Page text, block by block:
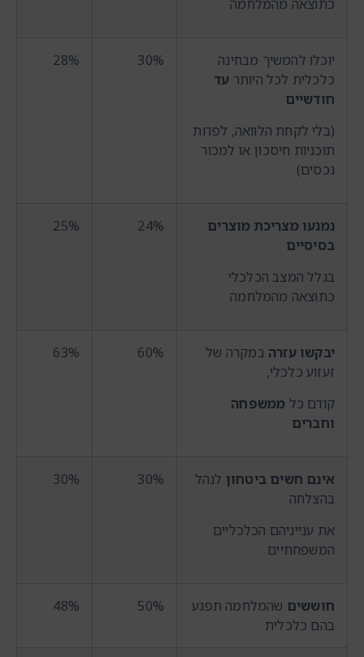
כתוצאה מהמלחמה
יוכלו להמשיך מבחינה
כלכלית לכל היותר עד
חודשיים
(בלי לקחת הלוואה, לפדות
תוכניות חיסכון או למכור
נכסים)
30%
28%
נמנעו מצריכת מוצרים
בסיסיים
בגלל המצב הכלכלי
כתוצאה מהמלחמה
24%
25%
יבקשו עזרה במקרה של
זעזוע כלכלי,
קודם כל ממשפחה
וחברים
60%
63%
אינם חשים ביטחון לנהל
בהצלחה
את ענייניהם הכלכליים
המשפחתיים
30%
30%
חוששים שהמלחמה תפגע
בהם כלכלית
50%
48%